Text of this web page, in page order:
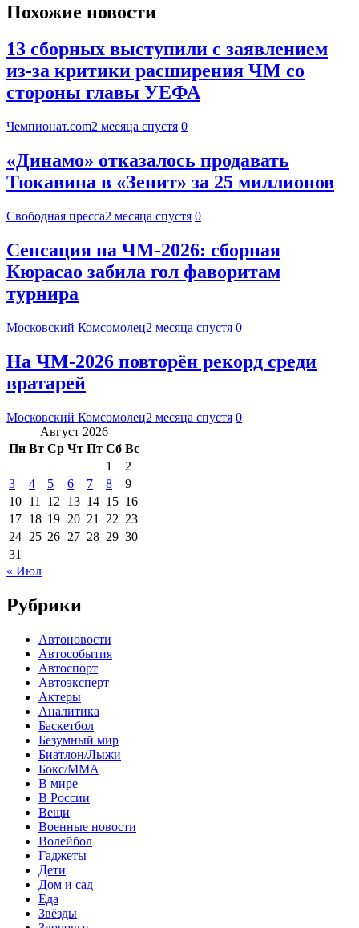
Похожие новости
13 сборных выступили с заявлением
из-за критики расширения ЧМ со
стороны главы УЕФА
Чемпионат.com2 месяца спустя 0
«Динамо» отказалось продавать
Тюкавина в «Зенит» за 25 миллионов
Свободная пресса2 месяца спустя 0
Сенсация на ЧМ-2026: сборная
Кюрасао забила гол фаворитам
турнира
Московский Комсомолец2 месяца спустя 0
На ЧМ-2026 повторён рекорд среди
вратарей
Московский Комсомолец2 месяца спустя 0
Август 2026
Пн Вт Ср Чт Пт Сб Вс
1
2
3
4 5 6 7 8
9
10 11 12 13 14 15 16
17 18 19 20 21 22 23
24 25 26 27 28 29 30
31
« Июл
Рубрики
Автоновости
Автособытия
Автоспорт
Автоэксперт
Актеры
Аналитика
Баскетбол
Безумный мир
Биатлон/Лыжи
Бокс/MMA
В мире
В России
Вещи
Военные новости
Волейбол
Гаджеты
Дети
Дом и сад
Еда
Звёзды